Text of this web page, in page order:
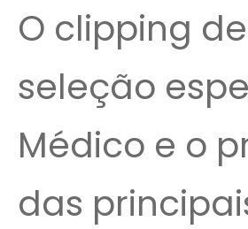
O clipping
seleção
Médico e o
das